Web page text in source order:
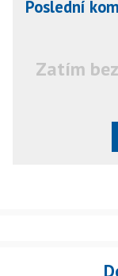
Poslední
Zatím